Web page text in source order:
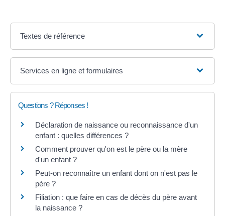
Textes de référence
Services en ligne et formulaires
Questions ? Réponses !
Déclaration de naissance ou reconnaissance d'un
enfant : quelles différences ?
Comment prouver qu'on est le père ou la mère
d'un enfant ?
Peut-on reconnaître un enfant dont on n'est pas le
père ?
Filiation : que faire en cas de décès du père avant
la naissance ?